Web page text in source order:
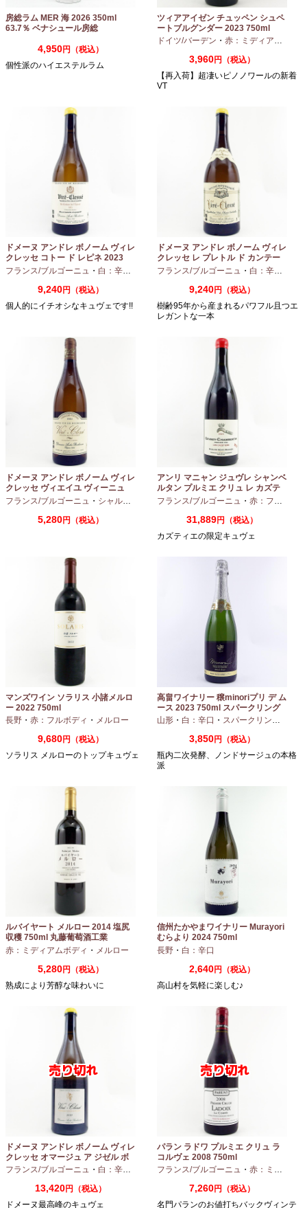
房総ラム MER 海 2026 350ml
63.7％ ベナシュール房総
4,950円（税込）
個性派のハイエステルラム
ツィアアイゼン チュッペン シュペ
ートブルグンダー 2023 750ml
ドイツ/バーデン ・ 赤：ミディアムボディ
3,960円（税込）
【再入荷】超凄いピノノワールの新着
VT
ドメーヌ アンドレ ボノーム ヴィレ
クレッセ コトー ド レピネ 2023
750ml
フランス/ブルゴーニュ ・ 白：辛口 シャルドネ
9,240円（税込）
個人的にイチオシなキュヴェです!!
ドメーヌ アンドレ ボノーム ヴィレ
クレッセ レ プレトル ド カンテー
ヌ 2023 750ml
フランス/ブルゴーニュ ・ 白：辛口
9,240円（税込）
樹齢95年から産まれるパワフル且つエ
レガントな一本
ドメーヌ アンドレ ボノーム ヴィレ
クレッセ ヴィエイユ ヴィーニュ
2024 750ml
フランス/ブルゴーニュ ・ シャルドネ
5,280円（税込）
アンリ マニャン ジュヴレ シャンベ
ルタン プルミエ クリュ レ カズテ
ィエ エルバージュ 24 モワ 2023
フランス/ブルゴーニュ ・ 赤：フルボディ
31,889円（税込）
カズティエの限定キュヴェ
マンズワイン ソラリス 小諸メルロ
ー 2022 750ml
長野 ・ 赤：フルボディ ・ メルロー
9,680円（税込）
ソラリス メルローのトップキュヴェ
高畠ワイナリー 穣minoriプリ デ ム
ース 2023 750ml スパークリング
ワイン
山形 ・ 白：辛口 ・ スパークリングワイン
3,850円（税込）
瓶内二次発酵、ノンドサージュの本格
派
ルバイヤート メルロー 2014 塩尻
収穫 750ml 丸藤葡萄酒工業
赤：ミディアムボディ ・ メルロー
5,280円（税込）
熟成により芳醇な味わいに
信州たかやまワイナリー Murayori
むらより 2024 750ml
長野 ・ 白：辛口
2,640円（税込）
高山村を気軽に楽しむ♪
ドメーヌ アンドレ ボノーム ヴィレ
クレッセ オマージュ ア ジゼル ボ
ノーム 2023 750ml
フランス/ブルゴーニュ ・ 白：辛口 シャルドネ
13,420円（税込）
ドメーヌ最高峰のキュヴェ
パラン ラドワ プルミエ クリュ ラ
コルヴェ 2008 750ml
フランス/ブルゴーニュ ・ 赤：ミディアムボディ
7,260円（税込）
名門パランのお値打ちバックヴィンテ